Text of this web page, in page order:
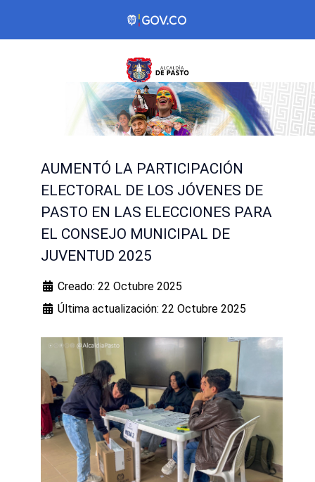
AUMENTÓ LA PARTICIPACIÓN
ELECTORAL DE LOS JÓVENES DE
PASTO EN LAS ELECCIONES PARA
EL CONSEJO MUNICIPAL DE
JUVENTUD 2025
Creado: 22 Octubre 2025
Última actualización: 22 Octubre 2025